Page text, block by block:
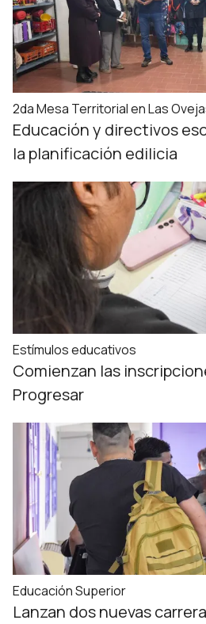
2da Mesa Territorial en Las
Educación y directivos
la planificación edilicia
Estímulos educativos
Comienzan las
Progresar
Educación Superior
Lanzan dos nuevas